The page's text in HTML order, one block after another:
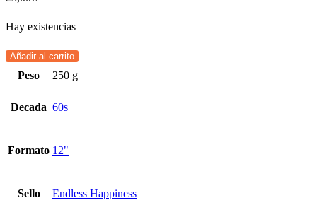
Hay existencias
Añadir al carrito
Peso 250 g
Decada 60s
Formato 12"
Sello Endless Happiness